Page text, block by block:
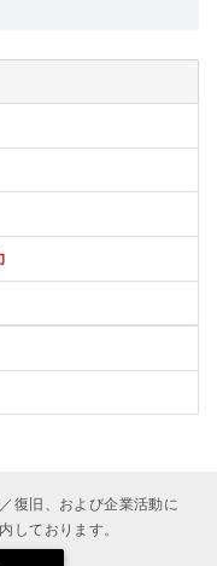
復旧、および企業活動に
しております。